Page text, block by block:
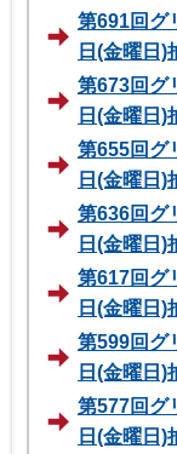
第691回グ
日(金曜日)
第673回グ
日(金曜日)
第655回グ
日(金曜日)
第636回グ
日(金曜日)
第617回グ
日(金曜日)
第599回グ
日(金曜日)
第577回グ
日(金曜日)